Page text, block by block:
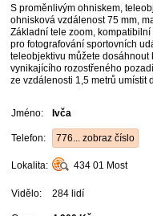
S proměnlivým ohniskem,
ohnisková vzdálenost 75 mm,
Základní tele zoom,
pro fotografování sportovních
teleobjektivu můžete
vynikajícího rozostřeného
ze vzdálenosti 1,5 metrů umístit
Jméno: Ivča
Telefon: 776... zobraz číslo
Lokalita: 434 01 Most
Vidělo: 284 lidí